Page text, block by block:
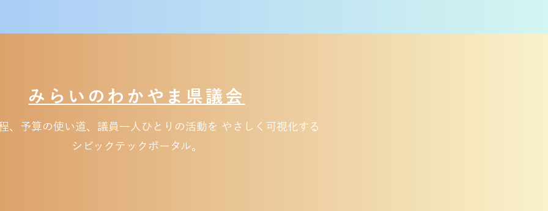
みらいのわかやま県議会
、予算の使い道、議員一人ひとりの活動を やさしく可視化する
​シビックテックポータル。